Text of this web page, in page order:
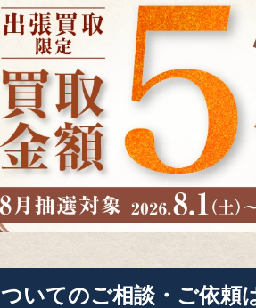
ついてのご相談・ご依頼